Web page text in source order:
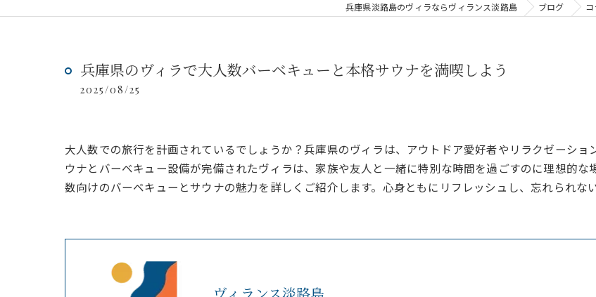
兵庫県淡路島のヴィラならヴィランス淡路島 ブログ
兵庫県のヴィラで大人数バーベキューと本格サウナを満喫しよう
2025/08/25
大人数での旅行を計画されているでしょうか？兵庫県のヴィラは、アウトドア愛好者やリラクゼーシ
ウナとバーベキュー設備が完備されたヴィラは、家族や友人と一緒に特別な時間を過ごすのに理想的
数向けのバーベキューとサウナの魅力を詳しくご紹介します。心身ともにリフレッシュし、忘れられな
ヴィランス淡路島